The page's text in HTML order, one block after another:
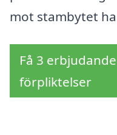
mot stambytet
Få 3
förpliktelser